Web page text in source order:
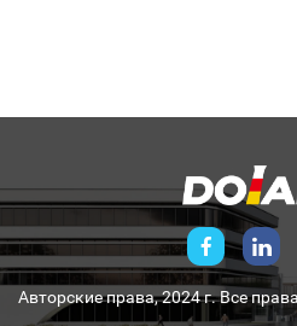
Авторские права, 2024 г. Все